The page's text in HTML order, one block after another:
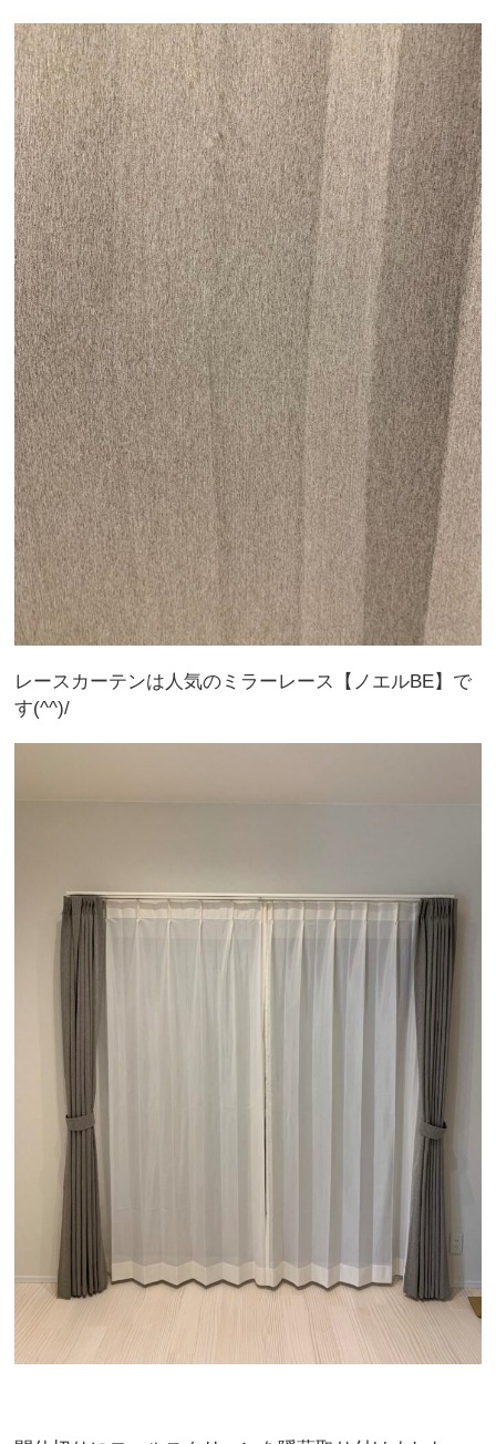
レースカーテンは人気のミラーレース【ノエルBE】で
す(^^)/